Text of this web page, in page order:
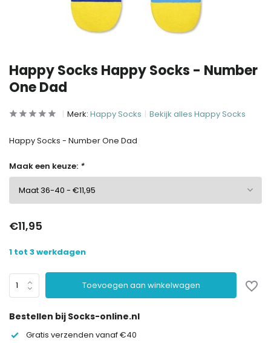
Happy Socks Happy Socks - Number
One Dad
Merk: Happy Socks Bekijk alles Happy Socks
Happy Socks - Number One Dad
Maak een keuze: *
€11,95
1 tot 3 werkdagen
Toevoegen aan winkelwagen
Bestellen bij Socks-online.nl
Gratis verzenden vanaf €40